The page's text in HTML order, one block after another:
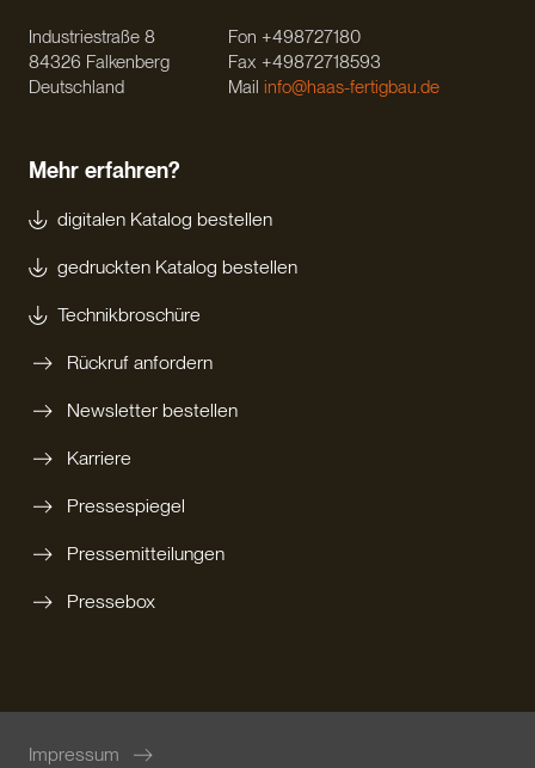
Industriestraße 8
84326 Falkenberg
Deutschland
Fon +498727180
Fax +49872718593
Mail info@haas-fertigbau.de
Mehr erfahren?
digitalen Katalog bestellen
gedruckten Katalog bestellen
Technikbroschüre
Rückruf anfordern
Newsletter bestellen
Karriere
Pressespiegel
Pressemitteilungen
Pressebox
Impressum